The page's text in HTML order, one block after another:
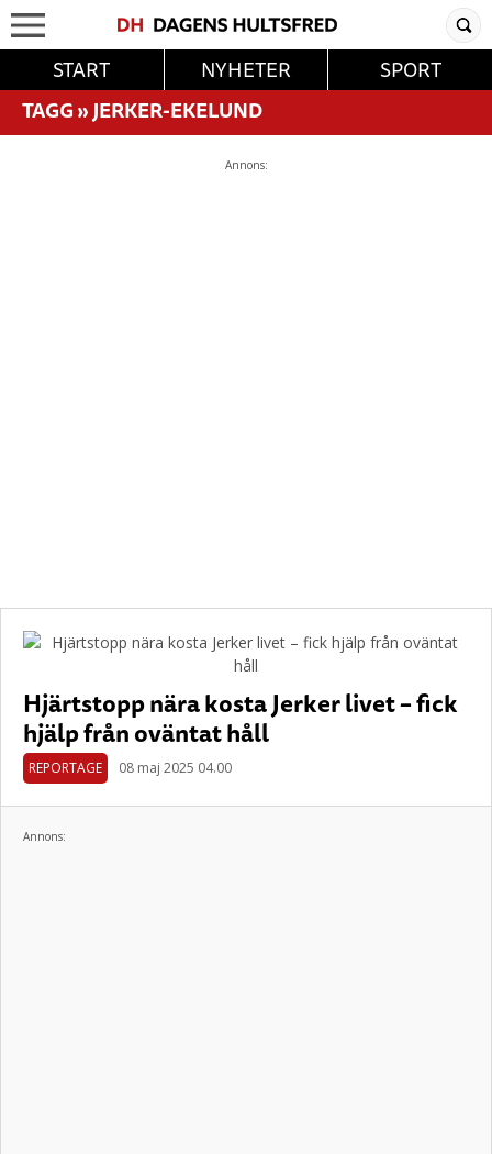
START NYHETER
SPORT
TAGG»JERKER-EKELUND
Annons:
Hjärtstopp nära kosta Jerker livet – fick
hjälp från oväntat håll
REPORTAGE 08 maj 2025 04.00
Annons: